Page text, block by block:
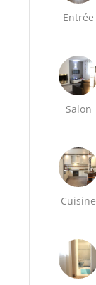
Entrée
Salon
Cuisine